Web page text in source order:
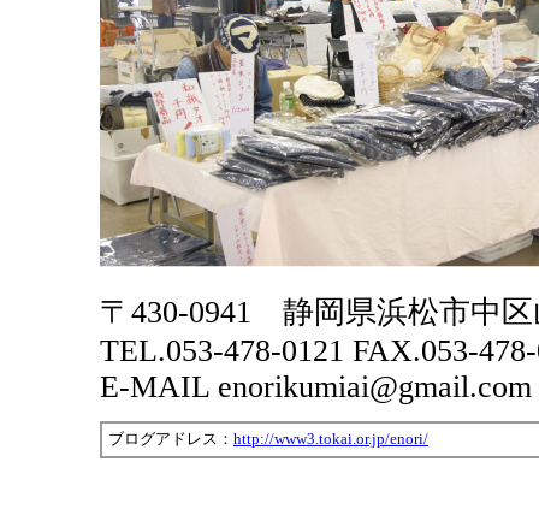
〒430-0941 静岡県浜松市中
TEL.053-478-0121 FAX.053-
E-MAIL enorikumiai@gmail.com
ブログアドレス： http://www3.tokai.or.jp/enori/